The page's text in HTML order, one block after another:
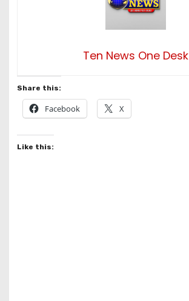
Ten News One Desk
Share this:
Facebook X
Like this: